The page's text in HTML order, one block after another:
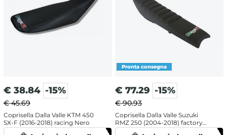
€ 38.84 -15%
€ 45.69
Coprisella Dalla Valle KTM 450
SX-F (2016-2018) racing Nero
€ 77.29 -15%
€ 90.93
Coprisella Dalla Valle Suzuki
RMZ 250 (2004-2018) factory
Nero